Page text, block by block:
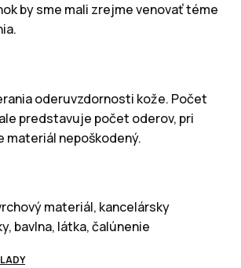
by sme mali zrejme venovať téme
oderuvzdornosti kože. Počet
predstavuje počet oderov, pri
materiál nepoškodený.
materiál, kancelársky
bavlna, látka, čalúnenie